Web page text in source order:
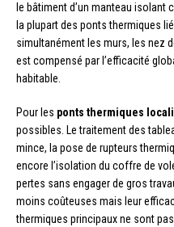
le bâtiment d’un manteau
la plupart des ponts thermiques
simultanément les murs, les nez
est compensé par l’efficacité
habitable.
Pour les ponts thermiques
possibles. Le traitement des
mince, la pose de rupteurs
encore l’isolation du coffre de
pertes sans engager de gros
moins coûteuses mais leur
thermiques principaux ne sont